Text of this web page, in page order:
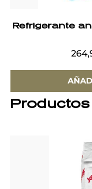
Refrigerante